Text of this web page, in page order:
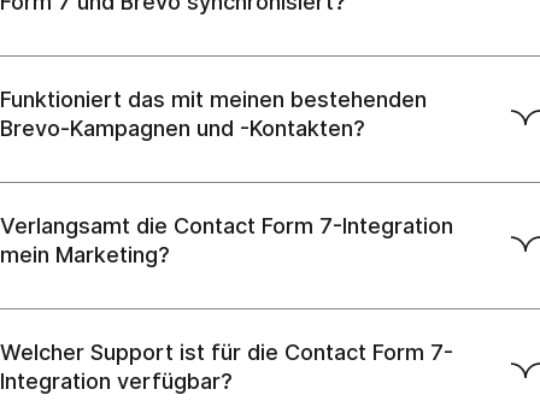
Funktioniert das mit meinen bestehenden
Brevo-Kampagnen und -Kontakten?
Verlangsamt die Contact Form 7-Integration
mein Marketing?
Welcher Support ist für die Contact Form 7-
Integration verfügbar?